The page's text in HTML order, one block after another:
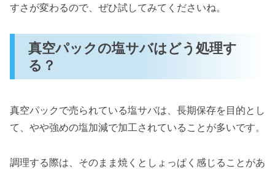
すさが変わるので、ぜひ試してみてくださいね。
真空パックの塩サバはどう処理す
る？
真空パックで売られている塩サバは、長期保存を目的とし
て、やや強めの塩加減で加工されていることが多いです。
調理する際は、そのまま焼くとしょっぱく感じることがあ